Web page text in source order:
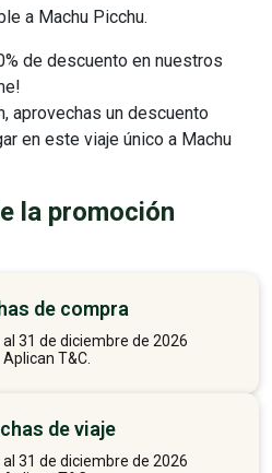
a Machu Picchu.
de descuento en nuestros
aprovechas un descuento
en este viaje único a Machu
la promoción
de compra
al 31 de diciembre de 2026
Aplican T&C.
de viaje
al 31 de diciembre de 2026